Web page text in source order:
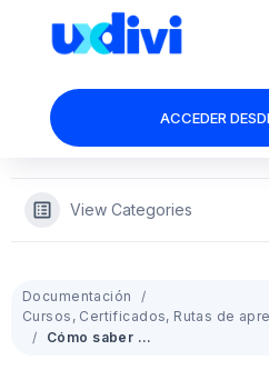
ACCEDER
View Categories
Documentación
Cursos, Certificados, Rutas de
Cómo saber qué Ruta de Aprendizaje elegir en UXDivi